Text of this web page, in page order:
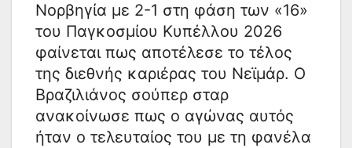
Νορβηγία με 2-1 στη φάση των «16»
του Παγκοσμίου Κυπέλλου 2026
φαίνεται πως αποτέλεσε το τέλος
της διεθνής καριέρας του Νεϊμάρ. Ο
Βραζιλιάνος σούπερ σταρ
ανακοίνωσε πως ο αγώνας αυτός
ήταν ο τελευταίος του με τη φανέλα